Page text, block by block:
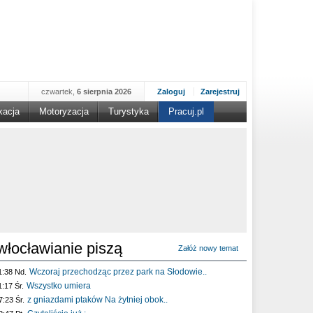
Zaloguj Zarejestruj
czwartek, 6 sierpnia 2026
Motoryzacja Turystyka Pracuj.pl
piszą Załóż nowy temat
Nd. Wczoraj przechodząc przez park na Słodowie..
Śr. Wszystko umiera
Śr. z gniazdami ptaków Na żytniej obok..